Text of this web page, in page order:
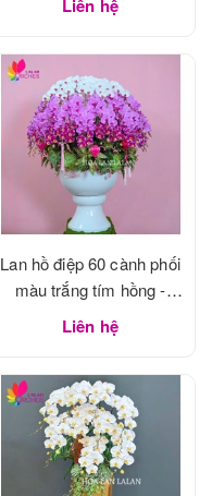
Liên hệ
Lan hồ điệp 60 cành phối
màu trắng tím hồng -
LHD1183
Liên hệ